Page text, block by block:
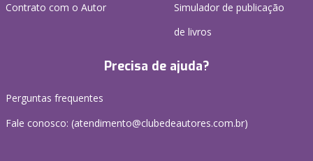
Contrato com o Autor
Simulador de publicação
de livros
Precisa de ajuda?
Perguntas frequentes
Fale conosco: (atendimento@clubedeautores.com.br)